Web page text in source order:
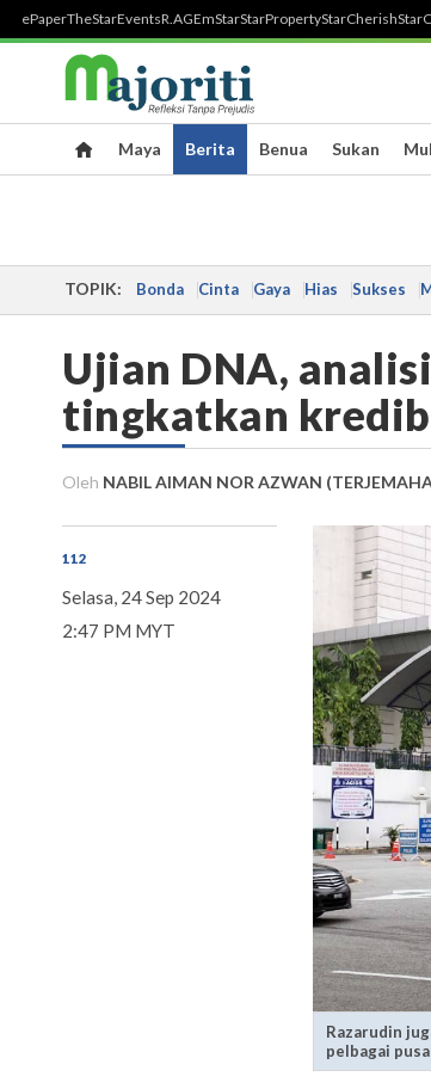
ePaperTheStarEventsR.AGEmStarStarPropertyStarCherish
Maya Berita Benua Sukan
TOPIK: Bonda Cinta Gaya Hias Sukses
Ujian DNA,
tingkatkan
Oleh NABIL AIMAN NOR AZWAN
112
Selasa, 24 Sep 2024
2:47 PM MYT
Razarudin
pelbagai